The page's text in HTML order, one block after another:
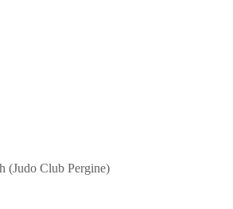
(Judo Club Pergine)